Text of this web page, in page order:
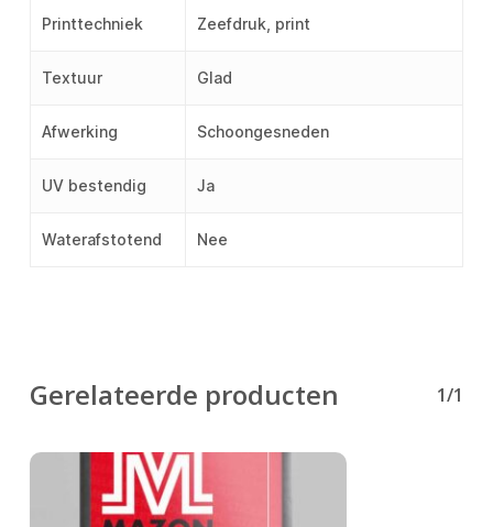
Printtechniek Zeefdruk, print
Textuur Glad
Afwerking Schoongesneden
UV bestendig Ja
Waterafstotend Nee
Gerelateerde producten 1/1